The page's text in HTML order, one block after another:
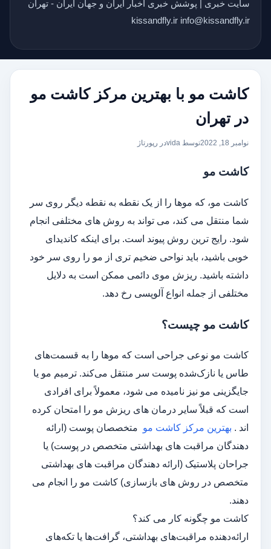
سایت خبری | پوشش خبری اخبار ایران و جهان ایران - تهران
kissandfly.ir info@kissandfly.ir
کاشت مو با بهترین مرکز کاشت مو
در تهران
نوامبر 18, 2022 توسط vida در رپورتاژ
کاشت مو
کاشت مو، که موها را از یک نقطه به نقطه دیگر روی سر
شما منتقل می کند، می تواند به روش های مختلفی انجام
شود. رایج ترین روش پیوند است. برای اینکه کاندیدای
خوبی باشید، باید نواحی ضخیم تری از مو را روی سر خود
داشته باشید. ریزش موی دائمی ممکن است به دلایل
مختلفی از جمله انواع آلوپسی رخ دهد.
کاشت مو چیست؟
کاشت مو نوعی جراحی است که موها را به قسمت‌های
طاس یا نازک‌شده پوست سر منتقل می‌کند. ترمیم مو یا
جایگزینی مو نیز نامیده می شود، معمولاً برای افرادی
است که قبلاً سایر درمان های ریزش مو را امتحان کرده
اند . بهترین مرکز کاشت مو متخصصان پوست (ارائه
دهندگان مراقبت های بهداشتی متخصص در پوست) یا
جراحان پلاستیک (ارائه دهندگان مراقبت های بهداشتی
متخصص در روش های بازسازی) کاشت مو را انجام می
دهند.
کاشت مو چگونه کار می کند؟
ارائه‌دهنده مراقبت‌های بهداشتی، گرافت‌ها یا تکه‌های